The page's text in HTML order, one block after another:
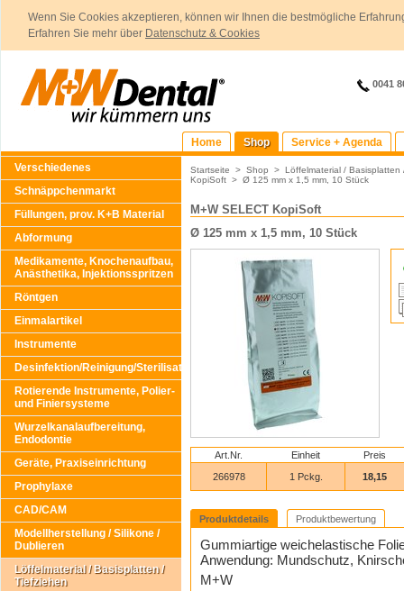
Wenn Sie Cookies akzeptieren, können wir Ihnen die bestmögliche
Erfahren Sie mehr über Datenschutz & Cookies
0041
Home Shop
Service + Agenda
Verschiedenes
Schnäppchenmarkt
Füllungen, prov. K+B Material
Abformung
Medikamente, Knochenaufbau,
Anästhetika, Injektionsspritzen
Röntgen
Einmalartikel
Instrumente
Desinfektion/Reinigung/Sterilisation
Rotierende Instrumente, Polier-
und Finiersysteme
Wurzelkanalaufbereitung,
Endodontie
Geräte, Praxiseinrichtung
Prophylaxe
CAD/CAM
Modellherstellung / Silikone /
Dublieren
Löffelmaterial / Basisplatten /
Tiefziehen
Startseite > Shop > Löffelmaterial / Basisplatten
KopiSoft > Ø 125 mm x 1,5 mm, 10 Stück
M+W SELECT KopiSoft
Ø 125 mm x 1,5 mm, 10 Stück
Art.Nr. Einheit
Preis
266978
1 Pckg. 18,15
Produktdetails Produktbewertung
Gummiartige weichelastische
Anwendung: Mundschutz,
M+W